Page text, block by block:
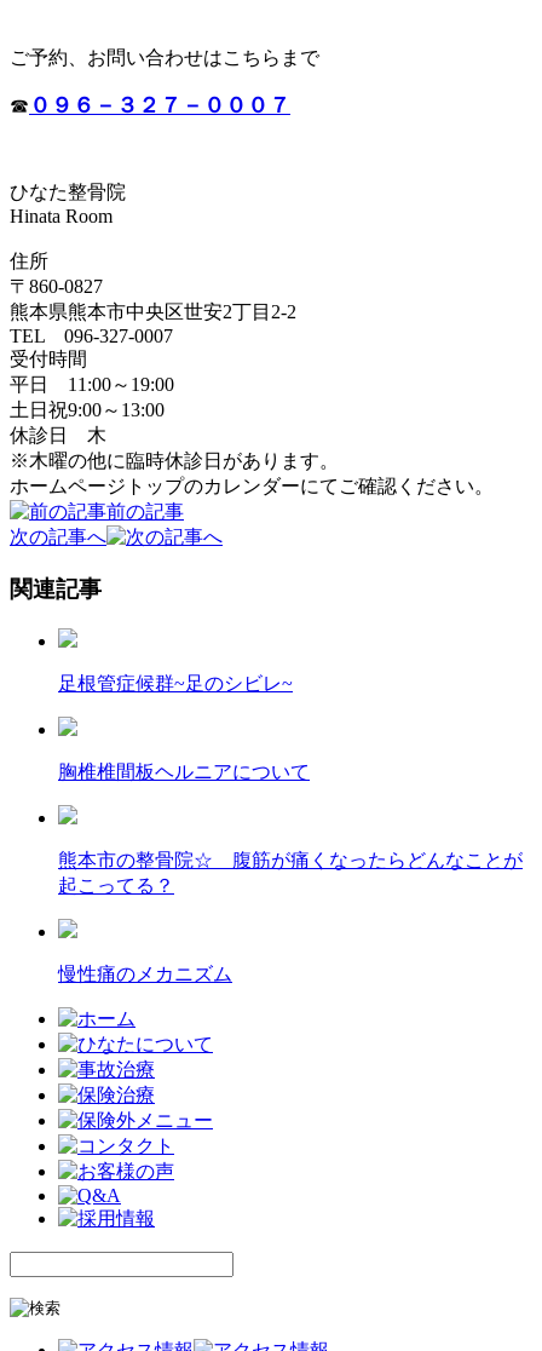
ご予約、お問い合わせはこちらまで
☎ ０９６－３２７－０００７
ひなた整骨院
Hinata Room
住所
〒860-0827
熊本県熊本市中央区世安2丁目2-2
TEL 096-327-0007
受付時間
平日 11:00～19:00
土日祝9:00～13:00
休診日 木
※木曜の他に臨時休診日があります。
ホームページトップのカレンダーにてご確認ください。
前の記事
次の記事へ
関連記事
足根管症候群~足のシビレ~
胸椎椎間板ヘルニアについて
熊本市の整骨院☆ 腹筋が痛くなったらどんなことが
起こってる？
慢性痛のメカニズム